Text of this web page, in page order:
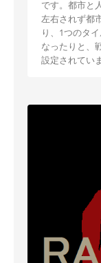
です。都市と
左右されず都
り、1つのタ
なったりと、
設定されてい